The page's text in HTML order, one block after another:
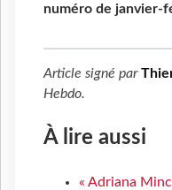
numéro de janvier-
Article signé par
Hebdo.
À lire aussi
« Adriana